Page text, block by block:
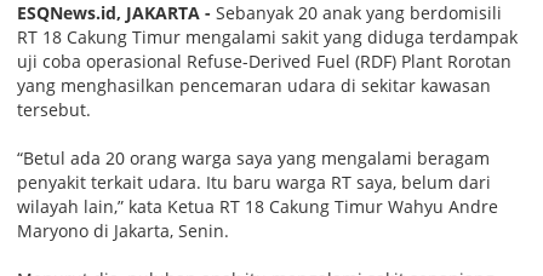
ESQNews.id, JAKARTA - Sebanyak 20 anak yang berdomisili
RT 18 Cakung Timur mengalami sakit yang diduga terdampak
uji coba operasional Refuse-Derived Fuel (RDF) Plant Rorotan
yang menghasilkan pencemaran udara di sekitar kawasan
tersebut.
“Betul ada 20 orang warga saya yang mengalami beragam
penyakit terkait udara. Itu baru warga RT saya, belum dari
wilayah lain,” kata Ketua RT 18 Cakung Timur Wahyu Andre
Maryono di Jakarta, Senin.